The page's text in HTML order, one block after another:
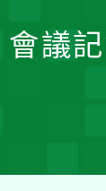
會議